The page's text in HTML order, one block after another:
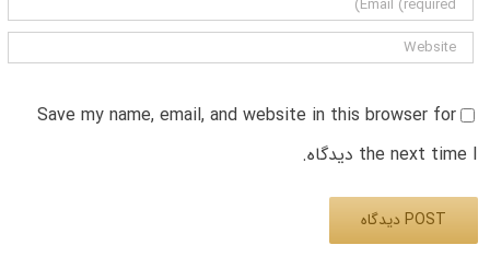
Save my name, email, and website in this browser for
the next time I دیدگاه.